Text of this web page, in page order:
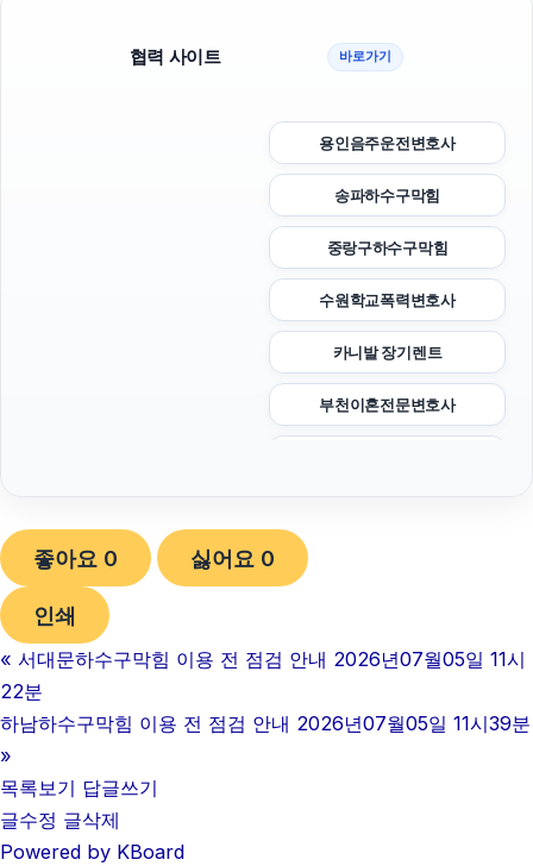
협력 사이트 바로가기
용인음주운전변호사
송파하수구막힘
중랑구하수구막힘
수원학교폭력변호사
카니발 장기렌트
부천이혼전문변호사
의정부학교폭력변호사
인스타 좋아요 구매
좋아요 0 싫어요 0
인쇄
« 서대문하수구막힘 이용 전 점검 안내 2026년07월05일 11시
22분
하남하수구막힘 이용 전 점검 안내 2026년07월05일 11시39분
»
목록보기 답글쓰기
글수정 글삭제
Powered by KBoard